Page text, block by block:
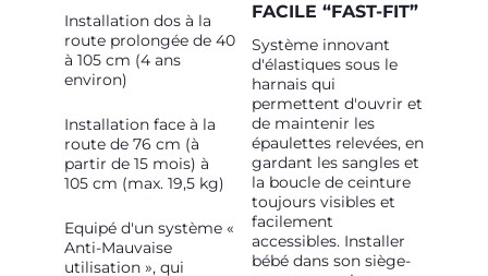
Installation dos à la
route prolongée de 40
à 105 cm (4 ans
environ)
Installation face à la
route de 76 cm (à
partir de 15 mois) à
105 cm (max. 19,5 kg)
Equipé d'un système «
Anti-Mauvaise
utilisation », qui
FACILE “FAST-FIT”
Système innovant
d'élastiques sous le
harnais qui
permettent d'ouvrir et
de maintenir les
épaulettes relevées, en
gardant les sangles et
la boucle de ceinture
toujours visibles et
facilement
accessibles. Installer
bébé dans son siège-